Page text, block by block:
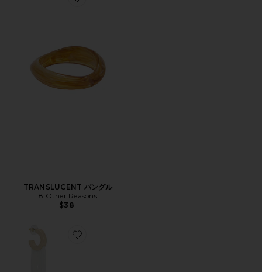
TRANSLUCENT バングル
8 Other Reasons
$38
Favorite FLOWING TASSELS ドロップイヤリング